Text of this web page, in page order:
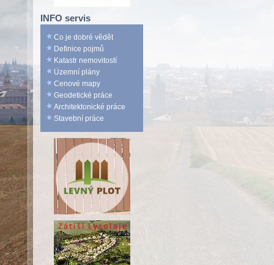
INFO servis
Co je dobré vědět
Definice pojmů
Katastr nemovitostí
Územní plány
Cenové mapy
Geodetické práce
Architektonické práce
Stavební práce